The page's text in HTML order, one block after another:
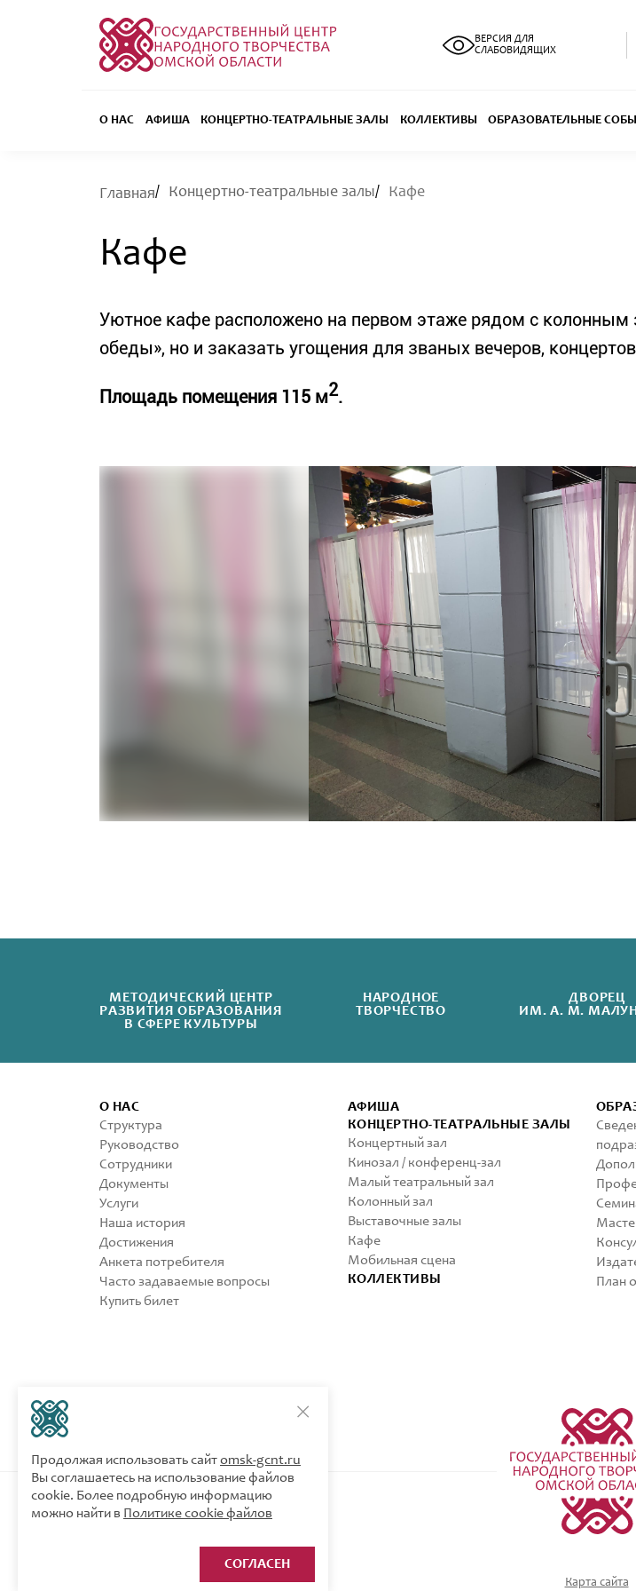
ВЕРСИЯ ДЛЯ
СЛАБОВИДЯЩИХ
О НАС АФИША КОНЦЕРТНО-ТЕАТРАЛЬНЫЕ ЗАЛЫ КОЛЛЕКТИВЫ ОБРАЗОВАТЕЛЬНЫЕ
Главная Концертно-театральные залы Кафе
Кафе
Уютное кафе расположено на первом этаже рядом с
обеды», но и заказать угощения для званых вечеров,
Площадь помещения 115 м2.
МЕТОДИЧЕСКИЙ ЦЕНТР
РАЗВИТИЯ ОБРАЗОВАНИЯ
В СФЕРЕ КУЛЬТУРЫ
НАРОДНОЕ
ТВОРЧЕСТВО
ДВОРЕЦ
ИМ. А. М.
О НАС
Структура
Руководство
Сотрудники
Документы
Услуги
Наша история
Достижения
Анкета потребителя
Часто задаваемые вопросы
Купить билет
АФИША
КОНЦЕРТНО-ТЕАТРАЛЬНЫЕ ЗАЛЫ
Концертный зал
Кинозал / конференц-зал
Малый театральный зал
Колонный зал
Выставочные залы
Кафе
Мобильная сцена
КОЛЛЕКТИВЫ
План
© 2020 - 2026 Авторские права защищены Карта сайта
Продолжая использовать сайтomsk-gcnt.ru
Вы соглашаетесь на использование файлов
cookie. Более подробную информацию
можно найти в Политике cookie файлов
СОГЛАСЕН